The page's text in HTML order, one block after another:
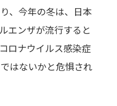
、今年の冬は、日本
エンザが流行すると
ロナウイルス感染症
はないかと危惧され